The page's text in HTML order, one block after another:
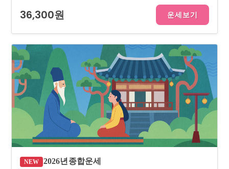
36,300원 운세보기
NEW 2026년 종합운세